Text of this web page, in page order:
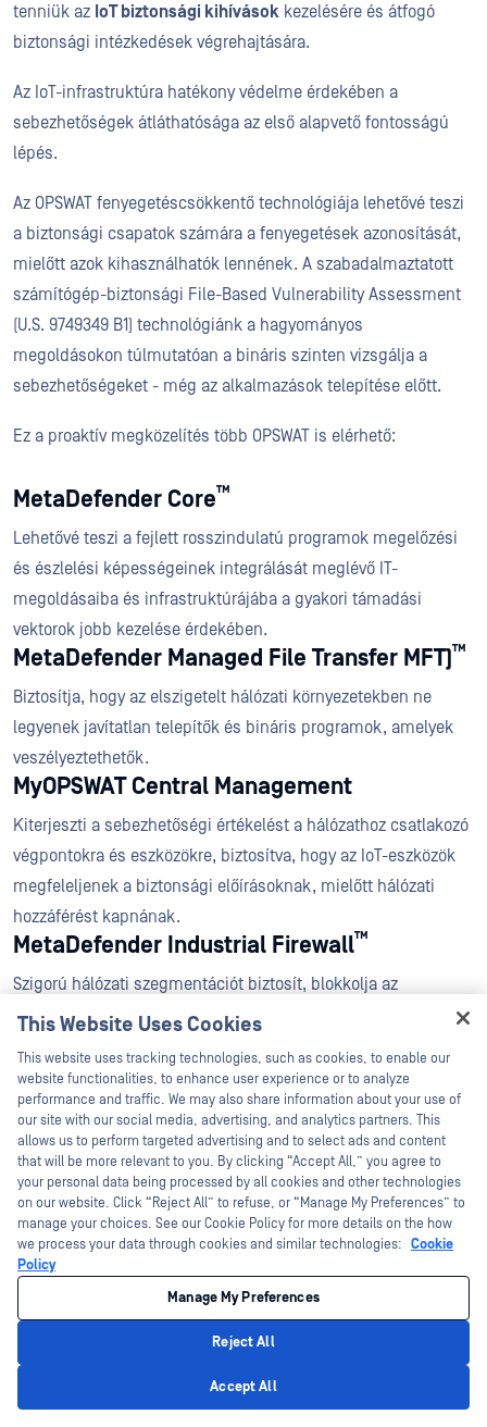
tenniük az IoT biztonsági kihívások kezelésére és átfogó
biztonsági intézkedések végrehajtására.
Az IoT-infrastruktúra hatékony védelme érdekében a
sebezhetőségek átláthatósága az első alapvető fontosságú
lépés.
Az OPSWAT fenyegetéscsökkentő technológiája lehetővé teszi
a biztonsági csapatok számára a fenyegetések azonosítását,
mielőtt azok kihasználhatók lennének. A szabadalmaztatott
számítógép-biztonsági File-Based Vulnerability Assessment
(U.S. 9749349 B1) technológiánk a hagyományos
megoldásokon túlmutatóan a bináris szinten vizsgálja a
sebezhetőségeket - még az alkalmazások telepítése előtt.
Ez a proaktív megközelítés több OPSWAT is elérhető:
MetaDefender Core™
Lehetővé teszi a fejlett rosszindulatú programok megelőzési
és észlelési képességeinek integrálását meglévő IT-
megoldásaiba és infrastruktúrájába a gyakori támadási
vektorok jobb kezelése érdekében.
MetaDefender Managed File Transfer MFT)™
Biztosítja, hogy az elszigetelt hálózati környezetekben ne
legyenek javítatlan telepítők és bináris programok, amelyek
veszélyeztethetők.
MyOPSWAT Central Management
Kiterjeszti a sebezhetőségi értékelést a hálózathoz csatlakozó
végpontokra és eszközökre, biztosítva, hogy az IoT-eszközök
megfeleljenek a biztonsági előírásoknak, mielőtt hálózati
hozzáférést kapnának.
MetaDefender Industrial Firewall™
Szigorú hálózati szegmentációt biztosít, blokkolja az
illetéktelen forgalmat és elszigeteli a kritikus rendszereket a
MetaDefender Optical Diode™
Egyirányú adatáramlást biztosít - vagyis az adatok csak egy
irányba, egyik hálózatból a másikba haladhatnak, anélkül,
hogy a fordított kommunikációt lehetővé tenné (pl. egy magas
biztonsági szintű hálózatból egy alacsony biztonsági szintű
hálózatba). Lényegében "adatkapuként" működik két rendszer
között, elválasztva a hálózatokat anélkül, hogy a sebezhetőbb
OT-rendszereket külső fenyegetéseknek tenné ki.
Ha biztonsági stratégiája részeként megvalósítja ezeket a
sebezhetőségi értékelési képességeket, akkor az IoT-
This Website Uses Cookies
This website uses tracking technologies, such as cookies, to enable our
website functionalities, to enhance user experience or to analyze
performance and traffic. We may also share information about your use of
our site with our social media, advertising, and analytics partners. This
allows us to perform targeted advertising and to select ads and content
that will be more relevant to you. By clicking “Accept All,” you agree to
your personal data being processed by all cookies and other technologies
on our website. Click “Reject All” to refuse, or “Manage My Preferences” to
manage your choices. See our Cookie Policy for more details on the how
we process your data through cookies and similar technologies: Cookie
Policy
Manage My Preferences
Reject All
Accept All
Hey there!
I'm Ozzy, your OPSWAT virtual assistant.
How can I help you secure what's critical
today?